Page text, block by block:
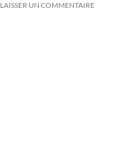
LAISSER UN COMMENTAIRE